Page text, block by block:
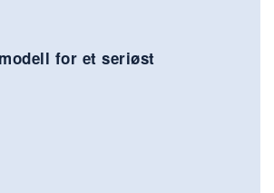
for et seriøst